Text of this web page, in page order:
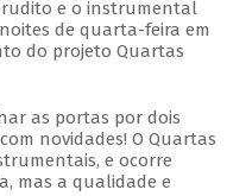
erudito e o instrumental
de quarta-feira em
do projeto Quartas
as portas por dois
novidades! O Quartas
e ocorre
mas a qualidade e